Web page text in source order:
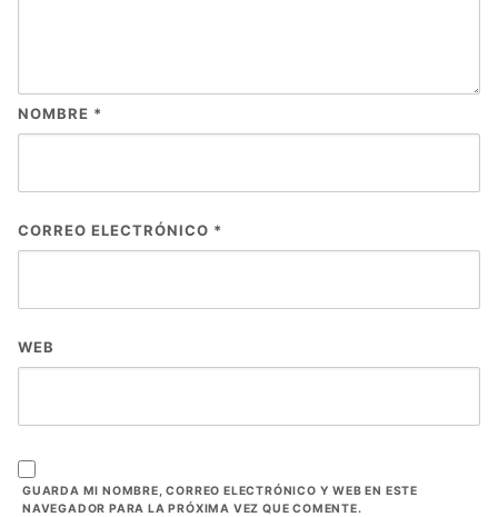
NOMBRE *
CORREO ELECTRÓNICO *
WEB
GUARDA MI NOMBRE, CORREO ELECTRÓNICO Y WEB EN ESTE
NAVEGADOR PARA LA PRÓXIMA VEZ QUE COMENTE.